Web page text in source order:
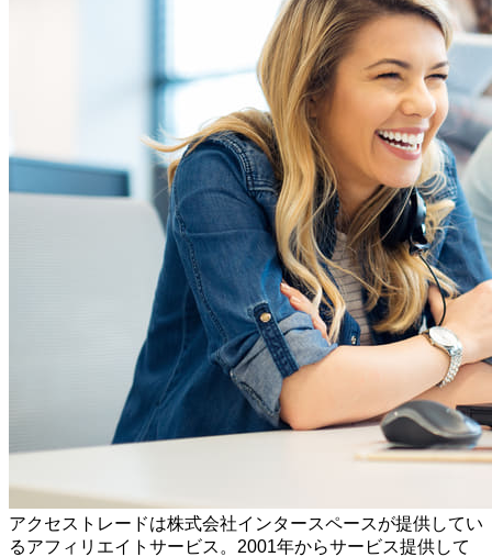
アクセストレードは株式会社インタースペースが提供してい
るアフィリエイトサービス。2001年からサービス提供して